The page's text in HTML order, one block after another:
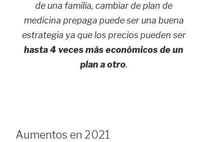
de una familia, cambiar de plan de
medicina prepaga puede ser una buena
estrategia ya que los precios pueden ser
hasta 4 veces más económicos de un
plan a otro.
Aumentos en 2021